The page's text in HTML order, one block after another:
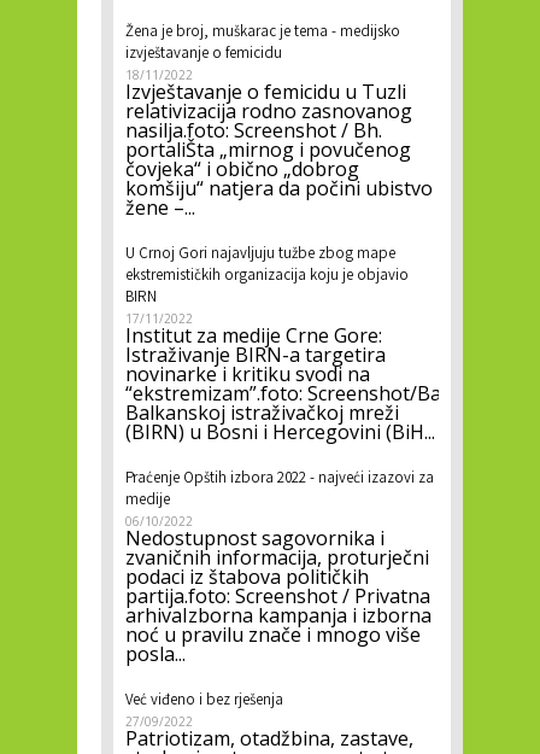
Žena je broj, muškarac je tema - medijsko
izvještavanje o femicidu
18/11/2022
Izvještavanje o femicidu u Tuzli
relativizacija rodno zasnovanog
nasilja.foto: Screenshot / Bh.
portaliŠta „mirnog i povučenog
čovjeka“ i obično „dobrog
komšiju“ natjera da počini ubistvo
žene –...
U Crnoj Gori najavljuju tužbe zbog mape
ekstremističkih organizacija koju je objavio
BIRN
17/11/2022
Institut za medije Crne Gore:
Istraživanje BIRN-a targetira
novinarke i kritiku svodi na
“ekstremizam”.foto: Screenshot/
Balkanskoj istraživačkoj mreži
(BIRN) u Bosni i Hercegovini (BiH...
Praćenje Opštih izbora 2022 - najveći izazovi za
medije
06/10/2022
Nedostupnost sagovornika i
zvaničnih informacija, proturječni
podaci iz štabova političkih
partija.foto: Screenshot / Privatna
arhivaIzborna kampanja i izborna
noć u pravilu znače i mnogo više
posla...
Već viđeno i bez rješenja
27/09/2022
Patriotizam, otadžbina, zastave,